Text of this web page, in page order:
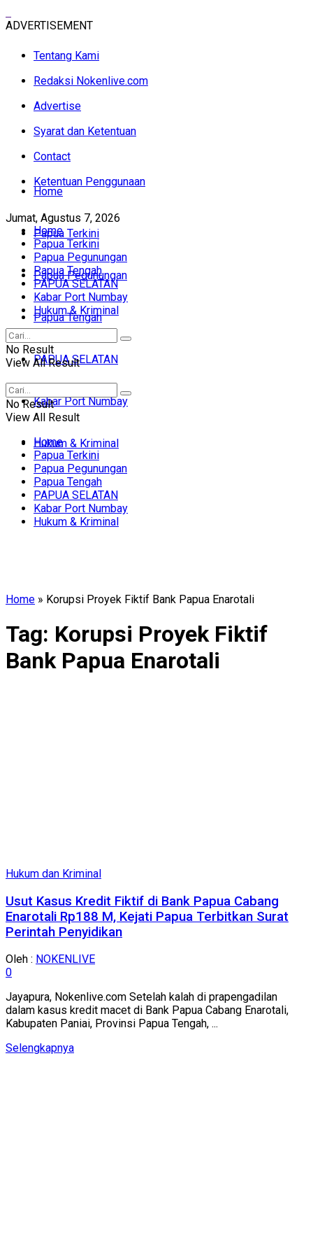
ADVERTISEMENT
Tentang Kami
Redaksi Nokenlive.com
Advertise
Syarat dan Ketentuan
Contact
Ketentuan Penggunaan
Jumat, Agustus 7, 2026
Home
Papua Terkini
Papua Pegunungan
Papua Tengah
PAPUA SELATAN
Kabar Port Numbay
Hukum & Kriminal
Home
Papua Terkini
Papua Pegunungan
Papua Tengah
PAPUA SELATAN
Kabar Port Numbay
Hukum & Kriminal
No Result
View All Result
No Result
View All Result
Home
Papua Terkini
Papua Pegunungan
Papua Tengah
PAPUA SELATAN
Kabar Port Numbay
Hukum & Kriminal
Home » Korupsi Proyek Fiktif Bank Papua Enarotali
Tag: Korupsi Proyek Fiktif
Bank Papua Enarotali
Hukum dan Kriminal
Usut Kasus Kredit Fiktif di Bank Papua Cabang
Enarotali Rp188 M, Kejati Papua Terbitkan Surat
Perintah Penyidikan
Oleh : NOKENLIVE
0
Jayapura, Nokenlive.com Setelah kalah di prapengadilan
dalam kasus kredit macet di Bank Papua Cabang Enarotali,
Kabupaten Paniai, Provinsi Papua Tengah, ...
SelengkapnyaDetails